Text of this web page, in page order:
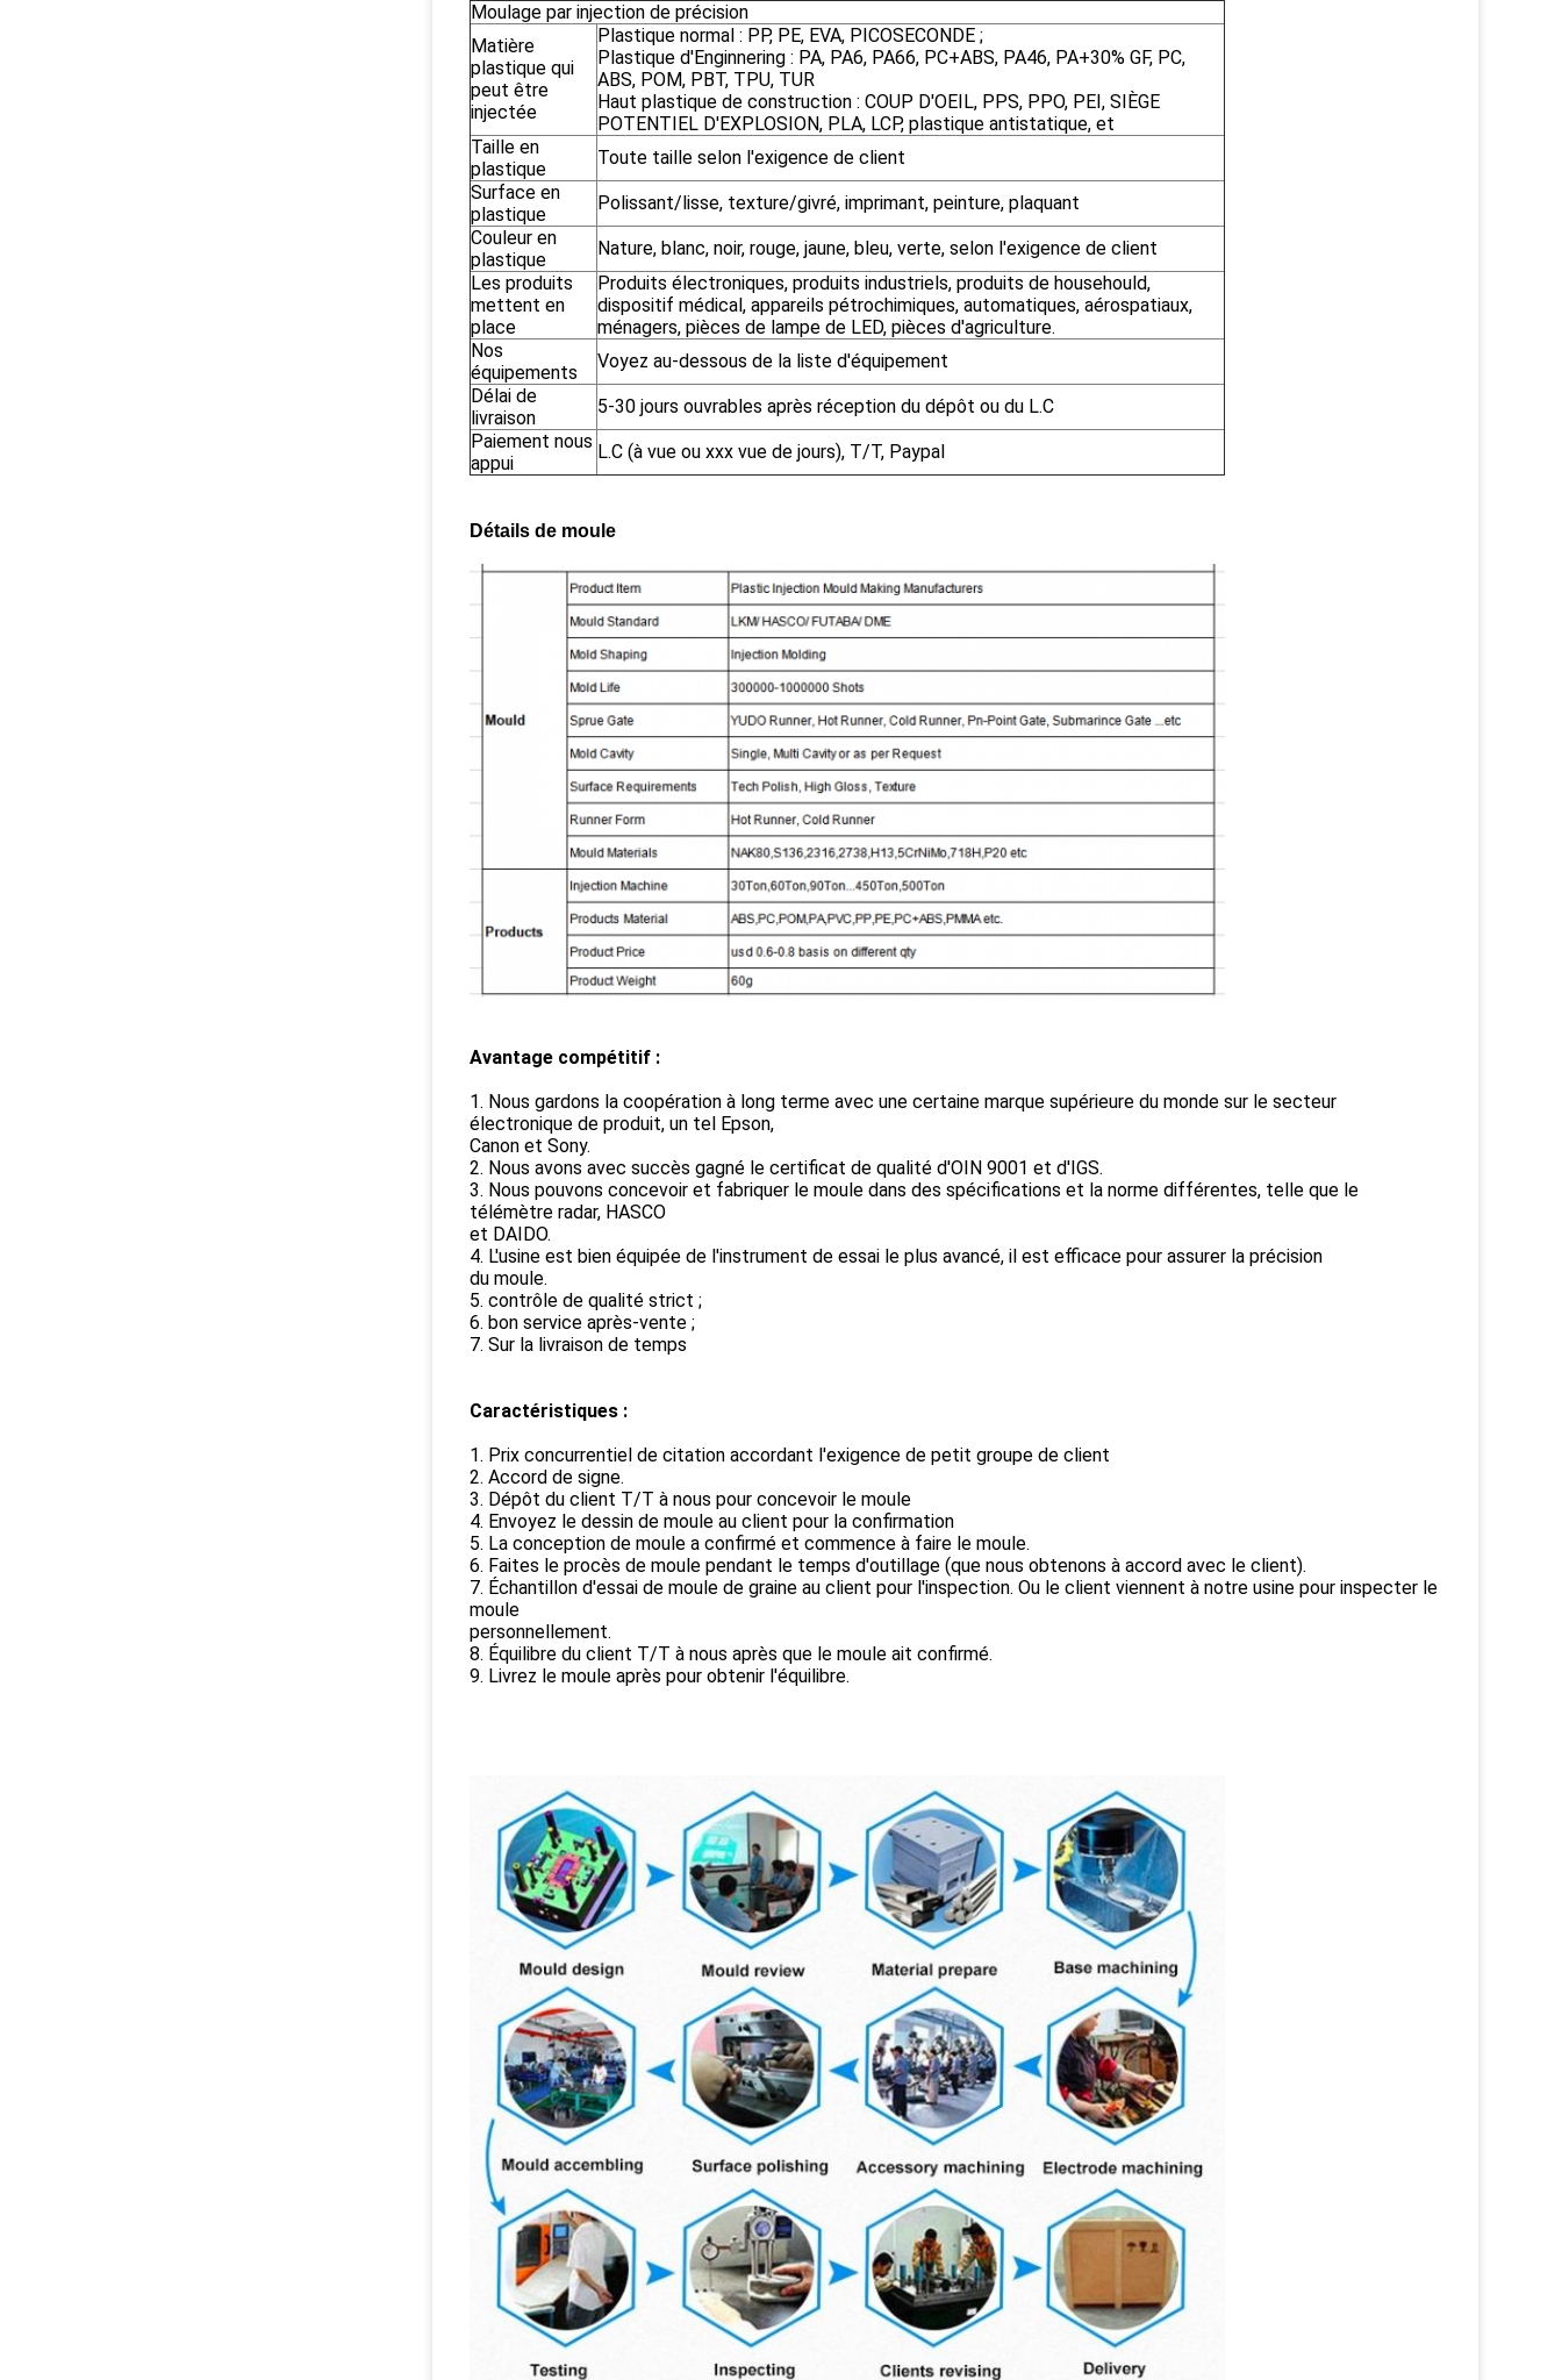
Moulage par injection de précision
Matière
plastique qui
peut être
injectée
Plastique normal : PP, PE, EVA, PICOSECONDE ;
Plastique d'Enginnering : PA, PA6, PA66, PC+ABS, PA46, PA+30% GF, PC,
ABS, POM, PBT, TPU, TUR
Haut plastique de construction : COUP D'OEIL, PPS, PPO, PEI, SIÈGE
POTENTIEL D'EXPLOSION, PLA, LCP, plastique antistatique, et
Taille en
plastique
Toute taille selon l'exigence de client
Surface en
plastique
Polissant/lisse, texture/givré, imprimant, peinture, plaquant
Couleur en
plastique
Nature, blanc, noir, rouge, jaune, bleu, verte, selon l'exigence de client
Les produits
mettent en
place
Produits électroniques, produits industriels, produits de househould,
dispositif médical, appareils pétrochimiques, automatiques, aérospatiaux,
ménagers, pièces de lampe de LED, pièces d'agriculture.
Nos
équipements
Voyez au-dessous de la liste d'équipement
Délai de
livraison
5-30 jours ouvrables après réception du dépôt ou du L.C
Paiement nous
appui
L.C (à vue ou xxx vue de jours), T/T, Paypal
Détails de moule
Avantage compétitif :
1. Nous gardons la coopération à long terme avec une certaine marque supérieure du monde sur le secteur
électronique de produit, un tel Epson,
Canon et Sony.
2. Nous avons avec succès gagné le certificat de qualité d'OIN 9001 et d'IGS.
3. Nous pouvons concevoir et fabriquer le moule dans des spécifications et la norme différentes, telle que le
télémètre radar, HASCO
et DAIDO.
4. L'usine est bien équipée de l'instrument de essai le plus avancé, il est efficace pour assurer la précision
du moule.
5. contrôle de qualité strict ;
6. bon service après-vente ;
7. Sur la livraison de temps
Caractéristiques :
1. Prix concurrentiel de citation accordant l'exigence de petit groupe de client
2. Accord de signe.
3. Dépôt du client T/T à nous pour concevoir le moule
4. Envoyez le dessin de moule au client pour la confirmation
5. La conception de moule a confirmé et commence à faire le moule.
6. Faites le procès de moule pendant le temps d'outillage (que nous obtenons à accord avec le client).
7. Échantillon d'essai de moule de graine au client pour l'inspection. Ou le client viennent à notre usine pour inspecter le
moule
personnellement.
8. Équilibre du client T/T à nous après que le moule ait confirmé.
9. Livrez le moule après pour obtenir l'équilibre.